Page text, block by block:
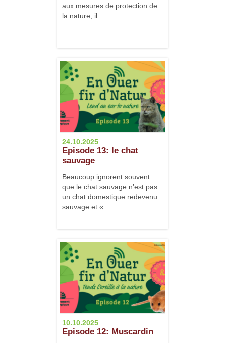
aux mesures de protection de
la nature, il...
24.10.2025
Episode 13: le chat
sauvage
Beaucoup ignorent souvent
que le chat sauvage n’est pas
un chat domestique redevenu
sauvage et «...
10.10.2025
Episode 12: Muscardin